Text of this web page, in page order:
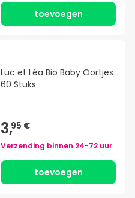
toevoegen
Luc et Léa Bio Baby Oortjes
60 Stuks
3,95 €
Verzending binnen 24-72 uur
toevoegen